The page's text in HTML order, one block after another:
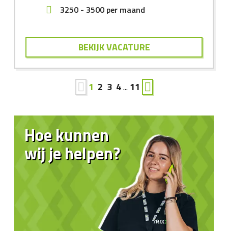
3250 - 3500 per maand
BEKIJK VACATURE
1 2 3 4... 11
Hoe kunnen
wij je helpen?